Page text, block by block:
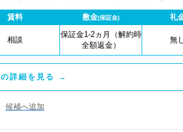
賃料 敷金(保証金) 礼
相談
保証金1-2ヵ月（解約時
全額返金）
無
詳細を見る →
候補へ追加